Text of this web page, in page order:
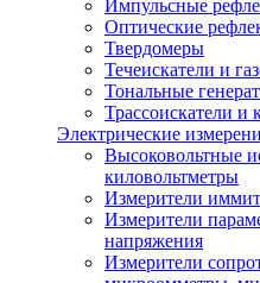
Импульсные
Оптические
Твердомеры
Течеискатели и
Тональные
Трассоискатели и
Электрические
Высоковольтные
киловольтметры
Измерители
Измерители
напряжения
Измерители